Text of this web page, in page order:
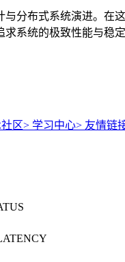
与分布式系统演进。在
系统的极致性能与稳定
区> 学习中心> 友情链